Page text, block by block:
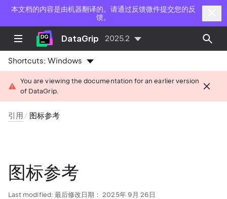
本文档的内容是由机器翻译的。请通过反馈微件提交您的反
馈。
DataGrip 2025.2
Shortcuts:Windows
You are viewing the documentation for an earlier version
of DataGrip.
引用 图标参考
图标参考
Last modified: 最后修改日期： 2025年 9月 26日